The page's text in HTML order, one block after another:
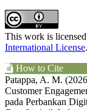
Article
Details
This work is
International License.
How to Cite
Patappa, A. M.
Customer
pada Perbankan